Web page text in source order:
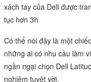
xách tay của Dell được
tục hơn 3h
Có thể nói đây là một
những ai có nhu cầu làm
ngần ngại chọn Dell
nghiệm tuyệt vời.